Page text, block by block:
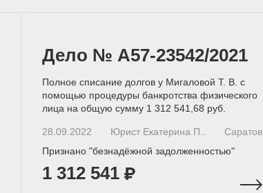
Дело № А57-23542/2021
Полное списание долгов у Мигаловой Т. В. с
помощью процедуры банкротства физического
лица на общую сумму 1 312 541,68 руб.
28.09.2022 Юрист Екатерина П..
Саратов
Признано "безнадёжной задолженностью"
1 312 541